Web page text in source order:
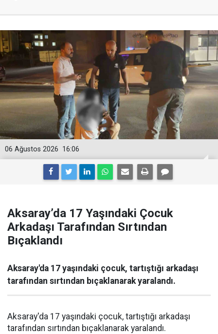
16:06
06 Ağustos 2026
Aksaray’da 17 Yaşındaki Çocuk
Arkadaşı Tarafından Sırtından
Bıçaklandı
Aksaray'da 17 yaşındaki çocuk, tartıştığı arkadaşı
tarafından sırtından bıçaklanarak yaralandı.
Aksaray'da 17 yaşındaki çocuk, tartıştığı arkadaşı
tarafından sırtından bıçaklanarak yaralandı.